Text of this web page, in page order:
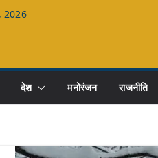
2026
देश मनोरंजन राजनीति